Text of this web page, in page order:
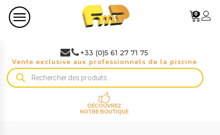
0
+33 (0)5 61 27 71 75
Vente exclusive aux professionnels de la piscine
Recherche
de
DÉCOUVREZ
NOTRE BOUTIQUE